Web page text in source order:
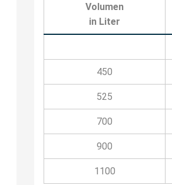
Volumen
in Liter
450
525
700
900
1100